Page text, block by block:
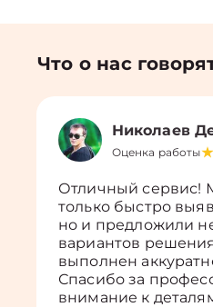
Что о нас
Николаев
Оценка работы
Отличный сервис!
только быстро
но и предложили
вариантов
выполнен
Спасибо за
внимание к